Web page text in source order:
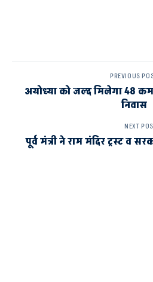
PREVIOUS
अयोध्या को जल्द मिलेगा 48
निवास
NEXT
पूर्व मंत्री ने राम मंदिर ट्रस्ट व